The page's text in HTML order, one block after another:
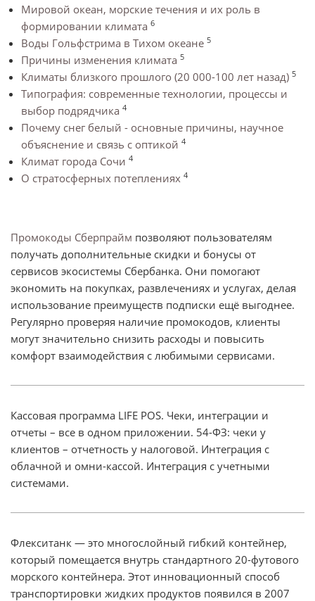
Мировой океан, морские течения и их роль в
формировании климата 6
Воды Гольфстрима в Тихом океане 5
Причины изменения климата 5
Климаты близкого прошлого (20 000-100 лет назад) 5
Типография: современные технологии, процессы и
выбор подрядчика 4
Почему снег белый - основные причины, научное
объяснение и связь с оптикой 4
Климат города Сочи 4
О стратосферных потеплениях 4
Промокоды Сберпрайм позволяют пользователям
получать дополнительные скидки и бонусы от
сервисов экосистемы Сбербанка. Они помогают
экономить на покупках, развлечениях и услугах, делая
использование преимуществ подписки ещё выгоднее.
Регулярно проверяя наличие промокодов, клиенты
могут значительно снизить расходы и повысить
комфорт взаимодействия с любимыми сервисами.
Кассовая программа LIFE POS. Чеки, интеграции и
отчеты – все в одном приложении. 54-ФЗ: чеки у
клиентов – отчетность у налоговой. Интеграция с
облачной и омни-кассой. Интеграция с учетными
системами.
Флекситанк — это многослойный гибкий контейнер,
который помещается внутрь стандартного 20-футового
морского контейнера. Этот инновационный способ
транспортировки жидких продуктов появился в 2007